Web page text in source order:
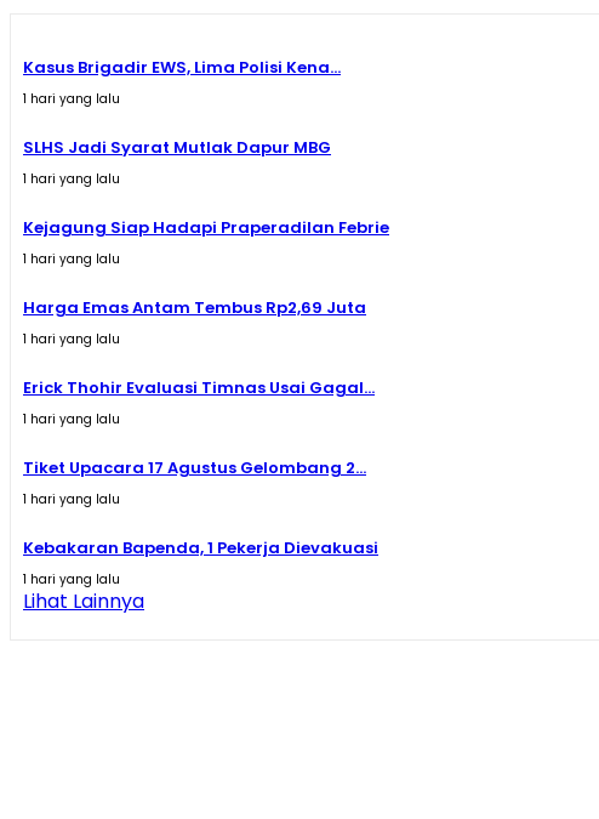
Kasus Brigadir EWS, Lima Polisi Kena...
1 hari yang lalu
SLHS Jadi Syarat Mutlak Dapur MBG
1 hari yang lalu
Kejagung Siap Hadapi Praperadilan Febrie
1 hari yang lalu
Harga Emas Antam Tembus Rp2,69 Juta
1 hari yang lalu
Erick Thohir Evaluasi Timnas Usai Gagal...
1 hari yang lalu
Tiket Upacara 17 Agustus Gelombang 2...
1 hari yang lalu
Kebakaran Bapenda, 1 Pekerja Dievakuasi
1 hari yang lalu
Lihat Lainnya